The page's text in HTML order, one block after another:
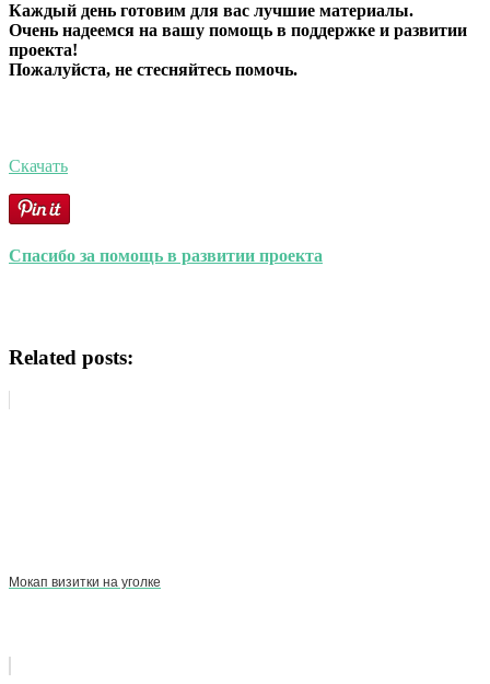
Каждый день готовим для вас лучшие материалы.
Очень надеемся на вашу помощь в поддержке и развитии
проекта!
Пожалуйста, не стесняйтесь помочь.
Скачать
Спасибо за помощь в развитии проекта
Related posts:
Мокап визитки на уголке